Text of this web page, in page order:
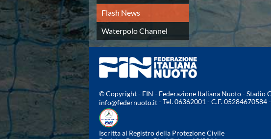
Flash News
Waterpolo Channel
Tuffi
Eventi
Norme e documenti
Risultati e Classifiche
Azzurri
Flash News
Artistico
Eventi
Norme e documenti
Flash News
Waterpolo Channel
© Copyright - FIN - Federazione Italiana Nuoto - Stadio
info@federnuoto.it- Tel. 06362001 - C.F. 05284670584
Iscritta al Registro della Protezione Civile